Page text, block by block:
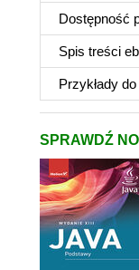
Dostępność
Spis treści
Przykłady do
SPRAWDŹ